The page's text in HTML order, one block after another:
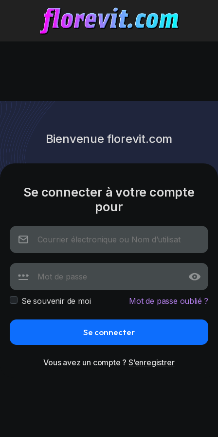
Bienvenue florevit.com
Se connecter à votre compte
pour
Se souvenir de moi Mot de passe oublié ?
Se connecter
Vous avez un compte ?S’enregistrer